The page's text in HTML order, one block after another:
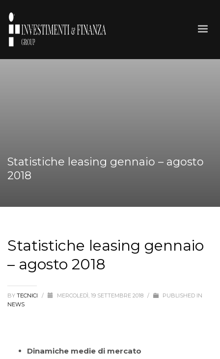
Statistiche leasing gennaio – agosto
2018
Statistiche leasing gennaio
– agosto 2018
BY TECNICI / MERCOLEDÌ, 19 SETTEMBRE 2018 /
PUBLISHED IN
NEWS
Dinamiche medie di mercato